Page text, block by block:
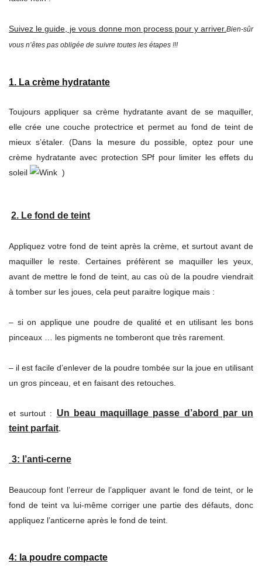
Suivez le guide, je vous donne mon process pour y arriver. Bien-sûr
vous n’êtes pas obligée de suivre toutes les étapes !!!
1. La crème hydratante
Toujours appliquer sa crème hydratante avant de se maquiller,
elle crée une couche protectrice et permet au fond de teint de
mieux s’étaler. (Dans la mesure du possible, optez pour une
crème hydratante avec protection SPf pour limiter les effets du
soleil
)
2. Le fond de teint
Appliquez votre fond de teint après la crème, et surtout avant de
maquiller le reste. Certaines préfèrent se maquiller les yeux,
avant de mettre le fond de teint, au cas où de la poudre viendrait
à tomber sur les joues, cela peut paraitre logique mais :
– si on applique une poudre de qualité et en utilisant les bons
pinceaux … les pigments ne tomberont que très rarement.
– il est facile d’enlever de la poudre tombée sur la joue en utilisant
un gros pinceau, et en faisant des retouches.
et surtout :
Un beau maquillage passe d’abord par un
teint parfait.
3: l’anti-cerne
Beaucoup font l’erreur de l’appliquer avant le fond de teint, or le
fond de teint va lui-même corriger une partie des défauts, donc
appliquez l’anticerne après le fond de teint.
4: la poudre compacte